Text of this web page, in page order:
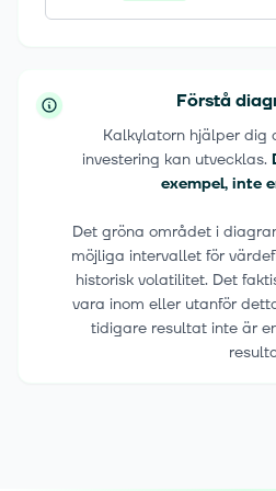
Förstå
Kalkylatorn hjälper dig
investering kan utvecklas.
exempel, inte
Det gröna området i
möjliga intervallet för
historisk volatilitet. Det
vara inom eller utanför
tidigare resultat inte är